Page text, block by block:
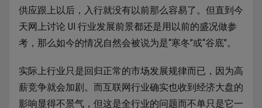
供应跟上以后，入行就没有以前那么容易了。但直到今
天网上讨论 UI 行业发展前景都还是用以前的盛况做参
考，那么如今的情况自然会被说为是“寒冬”或“谷底”。
实际上行业只是回归正常的市场发展规律而已，因为高
薪竞争就会加剧。而互联网行业确实也收到经济大盘的
影响显得不景气，但这是全行业的问题而不单只是它一